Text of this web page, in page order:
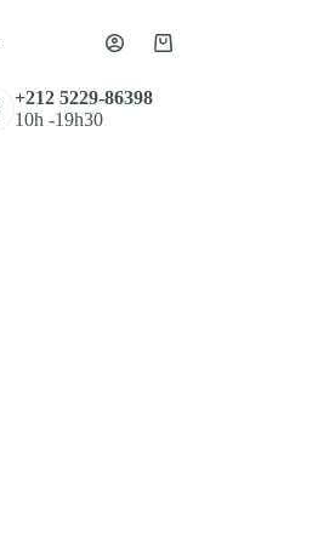
+212 5229-86398
10h -19h30
Panier